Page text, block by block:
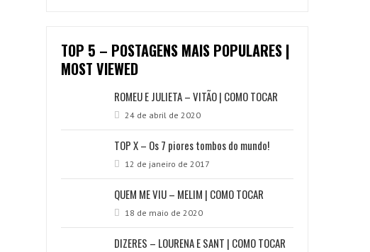
TOP 5 – POSTAGENS MAIS POPULARES |
MOST VIEWED
ROMEU E JULIETA – VITÃO | COMO TOCAR
24 de abril de 2020
TOP X – Os 7 piores tombos do mundo!
12 de janeiro de 2017
QUEM ME VIU – MELIM | COMO TOCAR
18 de maio de 2020
DIZERES – LOURENA E SANT | COMO TOCAR